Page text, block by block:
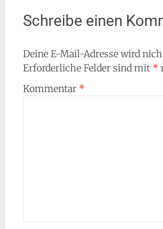
Schreibe einen
Deine E-Mail-Adresse wird
Erforderliche Felder sind mit *
Kommentar *